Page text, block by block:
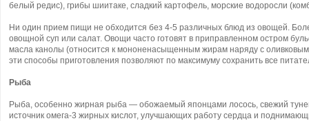
белый редис), грибы шиитаке, сладкий картофель, морские водоросли
Ни один прием пищи не обходится без 4-5 различных блюд из овощей.
овощной суп или салат. Овощи часто готовят в приправленном остром
масла канолы (относится к мононенасыщенным жирам наряду с
эти способы приготовления позволяют по максимуму сохранить все
Рыба
Рыба, особенно жирная рыба — обожаемый японцами лосось, свежий
источник омега-3 жирных кислот, улучшающих работу сердца и